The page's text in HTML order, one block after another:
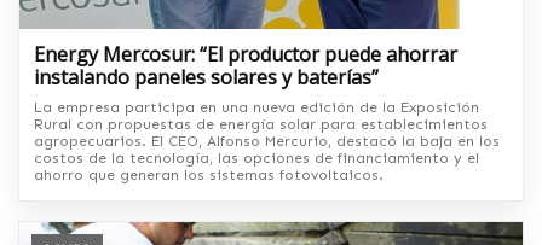
Energy Mercosur: “El productor puede ahorrar
instalando paneles solares y baterías”
La empresa participa en una nueva edición de la Exposición
Rural con propuestas de energía solar para establecimientos
agropecuarios. El CEO, Alfonso Mercurio, destacó la baja en los
costos de la tecnología, las opciones de financiamiento y el
ahorro que generan los sistemas fotovoltaicos.